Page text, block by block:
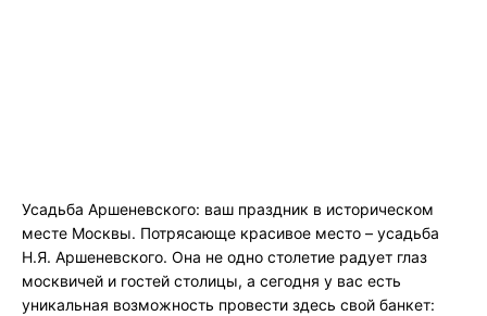
Усадьба Аршеневского: ваш праздник в историческом
месте Москвы. Потрясающе красивое место – усадьба
Н.Я. Аршеневского. Она не одно столетие радует глаз
москвичей и гостей столицы, а сегодня у вас есть
уникальная возможность провести здесь свой банкет: